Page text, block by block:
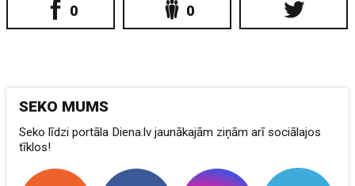
0 0
SEKO MUMS
Seko līdzi portāla Diena.lv jaunākajām ziņām arī sociālajos
tīklos!